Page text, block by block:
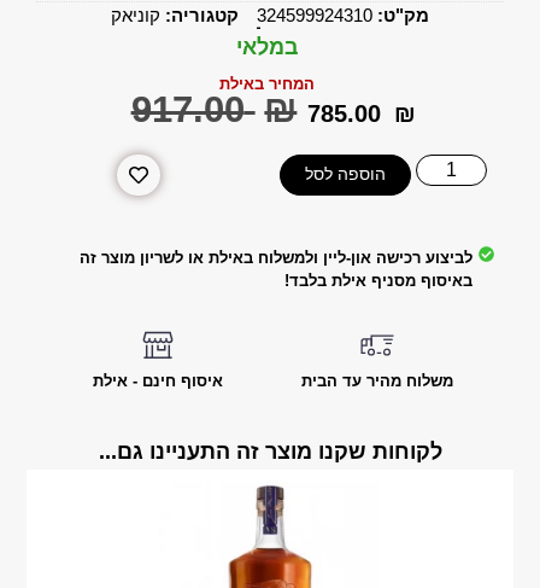
מק"ט: 324599924310 קטגוריה: קוניאק
במלאי
המחיר באילת
‎917.00 ₪ ‎785.00 ₪
הוספה לסל
לביצוע רכישה און-ליין ולמשלוח באילת או לשריון מוצר זה
באיסוף מסניף אילת בלבד!
משלוח מהיר עד הבית איסוף חינם - אילת
לקוחות שקנו מוצר זה התעניינו גם...